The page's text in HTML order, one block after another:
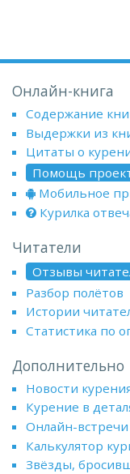
Онлайн-книга
Содержание
Выдержки из
Цитаты о
Помощь
Мобильное
Курилка
Читатели
Отзывы
Разбор полётов
Истории
Статистика по
Дополнительно
Новости
Курение в
Онлайн-встречи
Калькулятор
Звёзды,